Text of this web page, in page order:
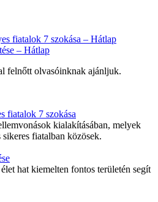
felnőtt olvasóinknak ajánljuk.
fiatalok 7 szokása
kialakításában, melyek
fiatalban közösek.
hat kiemelten fontos területén segít